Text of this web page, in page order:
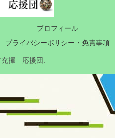
プロフィール
プライバシーポリシー・免責事項
充揮 応援団.